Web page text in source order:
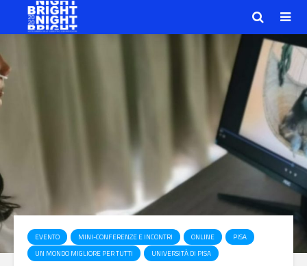
EVENTO MINI-CONFERENZE E INCONTRI ONLINE
PISA
UN MONDO MIGLIORE PER TUTTI
UNIVERSITÀ DI PISA